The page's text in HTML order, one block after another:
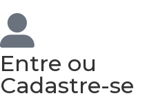
Entre ou
Cadastre-se